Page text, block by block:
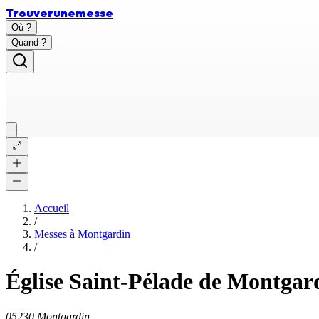
Trouverunemesse
Où ?
Quand ?
Accueil
/
Messes à Montgardin
/
Église Saint-Pélade de
05230 Montgardin